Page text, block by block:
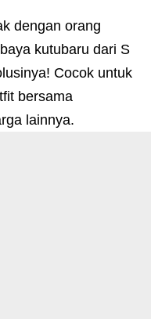
dengan orang
kutubaru dari S
Cocok untuk
bersama
lainnya.